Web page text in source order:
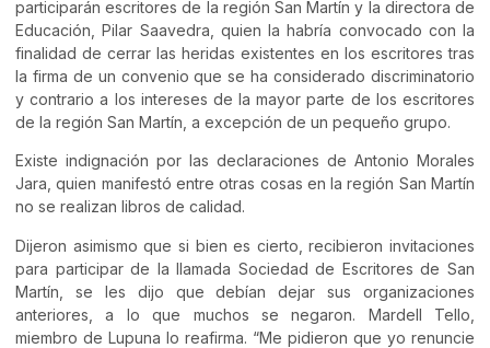
participarán escritores de la región San Martín y la directora de
Educación, Pilar Saavedra, quien la habría convocado con la
finalidad de cerrar las heridas existentes en los escritores tras
la firma de un convenio que se ha considerado discriminatorio
y contrario a los intereses de la mayor parte de los escritores
de la región San Martín, a excepción de un pequeño grupo.
Existe indignación por las declaraciones de Antonio Morales
Jara, quien manifestó entre otras cosas en la región San Martín
no se realizan libros de calidad.
Dijeron asimismo que si bien es cierto, recibieron invitaciones
para participar de la llamada Sociedad de Escritores de San
Martín, se les dijo que debían dejar sus organizaciones
anteriores, a lo que muchos se negaron. Mardell Tello,
miembro de Lupuna lo reafirma. “Me pidieron que yo renuncie